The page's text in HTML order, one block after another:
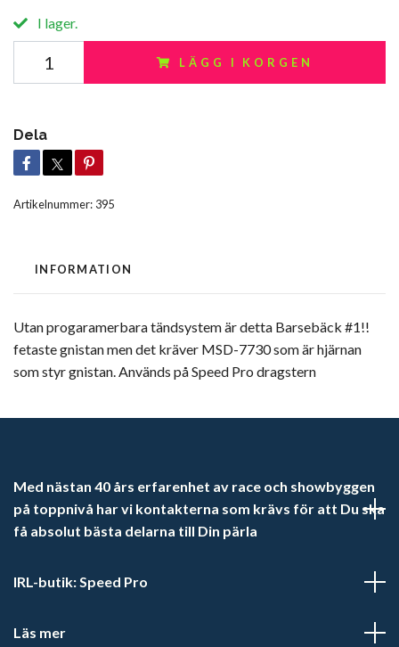
I lager.
LÄGG I KORGEN
Dela
Artikelnummer: 395
INFORMATION
Utan progaramerbara tändsystem är detta Barsebäck #1!!
fetaste gnistan men det kräver MSD-7730 som är hjärnan
som styr gnistan. Används på Speed Pro dragstern
Med nästan 40 års erfarenhet av race och showbyggen
på toppnivå har vi kontakterna som krävs för att Du ska
få absolut bästa delarna till Din pärla
IRL-butik: Speed Pro
Läs mer